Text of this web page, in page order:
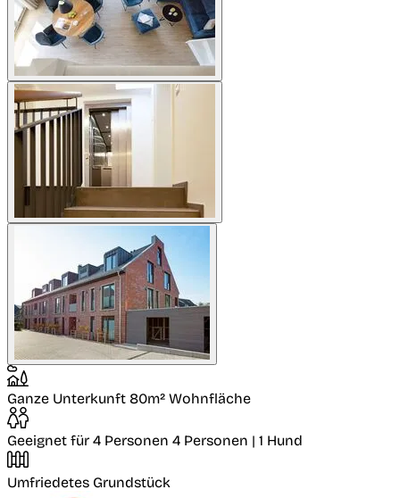
Ganze Unterkunft 80m² Wohnfläche
Geeignet für 4 Personen 4 Personen | 1 Hund
Umfriedetes Grundstück